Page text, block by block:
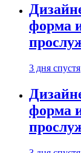
форма
3 дня спустя
форма